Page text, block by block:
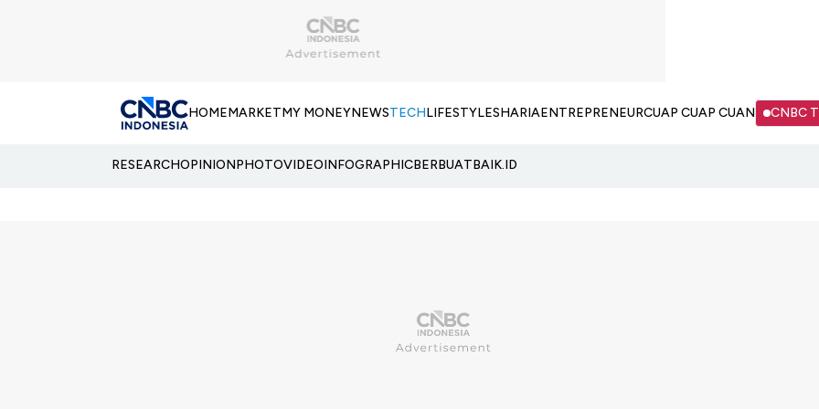
HOMEMARKETMY MONEYNEWSTECHLIFESTYLESHARIAENTREPRENEURCUAP CUAP CUAN CNBC
RESEARCHOPINIONPHOTOVIDEOINFOGRAPHICBERBUATBAIK.ID